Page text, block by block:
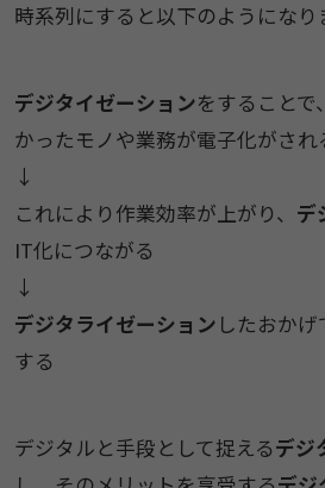
時系列にすると以下のようになり
デジタイゼーションをすること
かったモノや業務が電子化がされ
↓
これにより作業効率が上がり、 デ
IT化につながる
↓
デジタライゼーション したおか
する
デジタルと手段として捉えるデジ